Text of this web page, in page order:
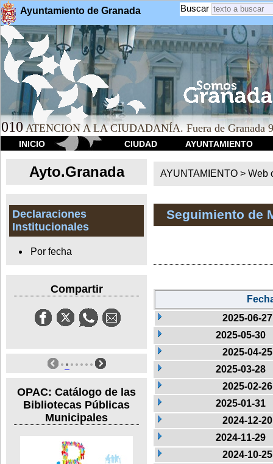
Ayuntamiento de Granada Buscar
010 ATENCION A LA CIUDADANÍA. Fuera de Granada
INICIO CIUDAD AYUNTAMIENTO
Ayto.Granada
Declaraciones
Institucionales
Por fecha
Compartir
OPAC: Catálogo de las
Bibliotecas Públicas
Municipales
AYUNTAMIENTO > Web
Seguimiento de
2025-06-27
2025-05-30
2025-04-25
2025-03-28
2025-02-26
2025-01-31
2024-12-20
2024-11-29
2024-10-25